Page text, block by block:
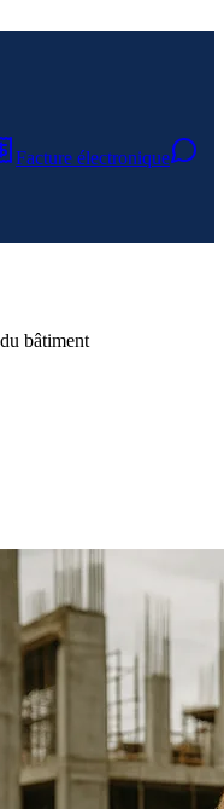
Facture électronique
bâtiment